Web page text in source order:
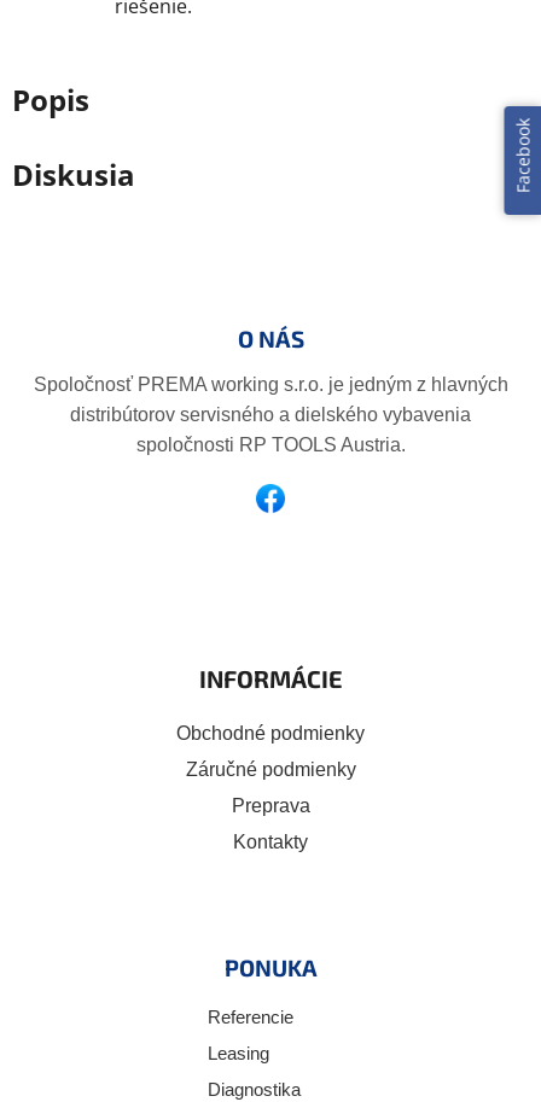
riešenie.
Popis
Diskusia
O NÁS
Spoločnosť PREMA working s.r.o. je jedným z hlavných
distribútorov servisného a dielského vybavenia
spoločnosti RP TOOLS Austria.
INFORMÁCIE
Obchodné podmienky
Záručné podmienky
Preprava
Kontakty
PONUKA
Referencie
Leasing
Diagnostika
Facebook